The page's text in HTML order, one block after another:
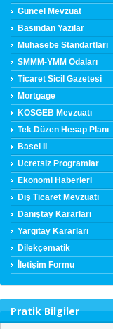
Güncel Mevzuat
Basından Yazılar
Muhasebe Standartları
SMMM-YMM Odaları
Ticaret Sicil Gazetesi
Mortgage
KOSGEB Mevzuatı
Tek Düzen Hesap Planı
Basel II
Ücretsiz Programlar
Ekonomi Haberleri
Dış Ticaret Mevzuatı
Danıştay Kararları
Yargıtay Kararları
Dilekçematik
İletişim Formu
Pratik Bilgiler